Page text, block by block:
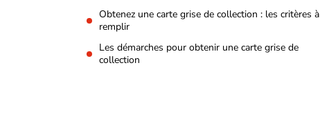
Obtenez une carte grise de collection : les critères à
remplir
Les démarches pour obtenir une carte grise de
collection